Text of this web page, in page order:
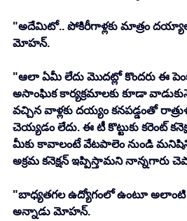
"అదేమిటో.. పోకిరీగాళ్లకు మాత్రం
మోహన్.
"ఆలా ఏమీ లేదు మొదట్లో కొందరు ఈ
అసాంఘిక కార్యక్రమాలకు కూడా
వచ్చిన వాళ్లకు దయ్యం కనపడ్డంతో
చెయ్యడం లేదు. ఈ టీ కొట్టుకు కరెంట్
మీకు కావాలంటే వేటపాలెం నుండి
అక్రమ కనెక్షన్ ఇప్పిస్తామని నాన్నగారు
"బాధ్యతగల ఉద్యోగంలో ఉంటూ
అన్నాడు మోహన్.